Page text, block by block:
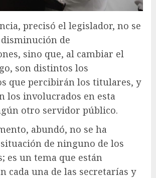
precisó el legislador, no se
de
sino que, al cambiar el
son distintos los
que percibirán los titulares, y
los involucrados en esta
otro servidor público.
abundó, no se ha
de ninguno de los
es un tema que están
cada una de las secretarías y